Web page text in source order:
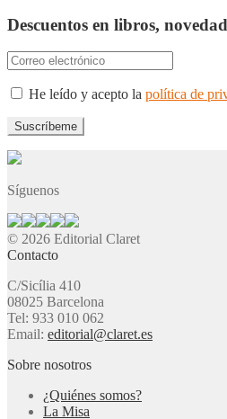
Descuentos en libros,
He leído y acepto la política de
Síguenos
© 2026 Editorial Claret
Contacto
C/Sicília 410
08025 Barcelona
Tel: 933 010 062
Email: editorial@claret.es
Sobre nosotros
¿Quiénes somos?
La Misa